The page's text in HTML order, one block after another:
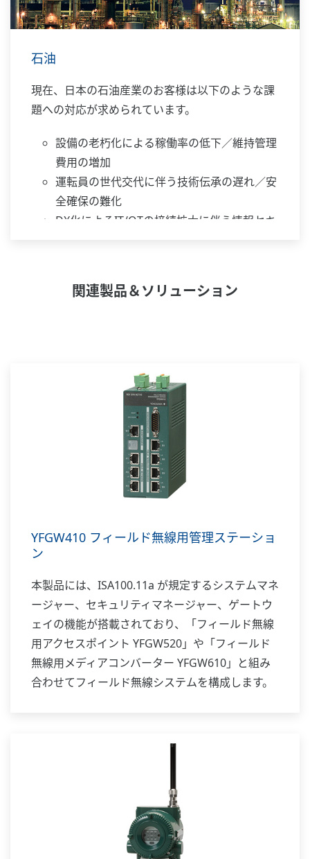
石油
現在、日本の石油産業のお客様は以下のような課
題への対応が求められています。
設備の老朽化による稼働率の低下／維持管理
費用の増加
運転員の世代交代に伴う技術伝承の遅れ／安
全確保の難化
DX化によるIT/OTの接続拡大に伴う情報セキ
ションを提供してきました。
将来の発展に向けた新たな価値を共創していきま
関連製品＆ソリューション
YFGW410 フィールド無線用管理ステーショ
ン
本製品には、ISA100.11a が規定するシステムマネ
ージャー、セキュリティマネージャー、ゲートウ
ェイの機能が搭載されており、「フィールド無線
用アクセスポイント YFGW520」や「フィールド
無線用メディアコンバーター YFGW610」と組み
合わせてフィールド無線システムを構成します。